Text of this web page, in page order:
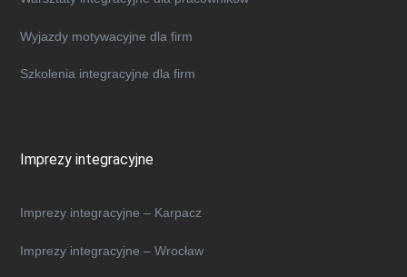
Wyjazdy motywacyjne dla firm
Szkolenia integracyjne dla firm
Imprezy integracyjne
Imprezy integracyjne – Karpacz
Imprezy integracyjne – Wrocław